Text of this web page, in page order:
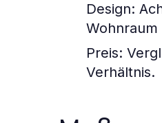
Design:
Preis:
Verhältnis.